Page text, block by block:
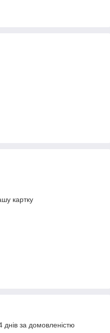
картку
за домовленістю